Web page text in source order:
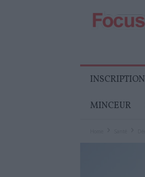
Senior
INSCRIPTION
MINCEUR